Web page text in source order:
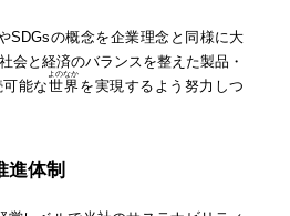
SDGsの概念を企業理念と同様に大
会と経済のバランスを整えた製品・
能な世界
よのなか
を実現するよう努力しつ
進体制